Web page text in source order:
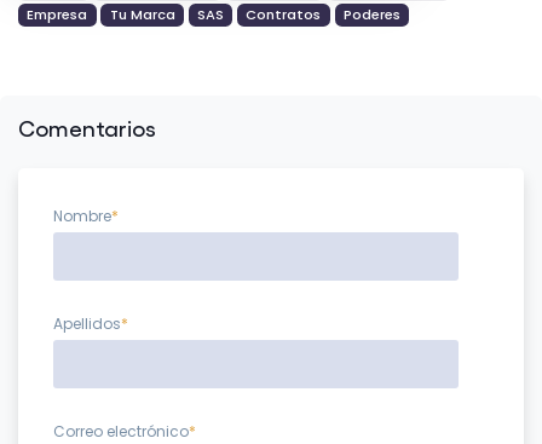
Empresa
Tu Marca SAS Contratos Poderes
Comentarios
Nombre*
Apellidos*
Correo electrónico*